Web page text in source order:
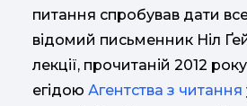
питання спробував дати
відомий письменник Ніл
лекції, прочитаній 2012
егідою Агентства з читання